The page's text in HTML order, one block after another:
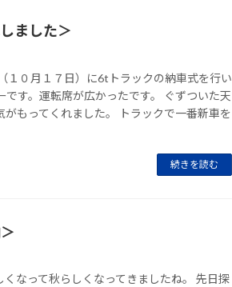
ました＞
１０月１７日）に6tトラックの納車式を行い
です。運転席が広かったです。 ぐずついた天
もってくれました。 トラックで一番新車を
続きを読む
くなって秋らしくなってきましたね。 先日探